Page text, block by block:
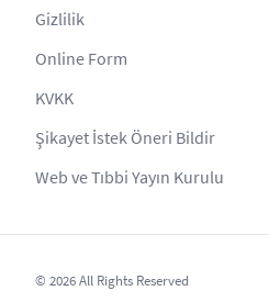
Gizlilik
Online Form
KVKK
Şikayet İstek Öneri Bildir
Web ve Tıbbi Yayın Kurulu
© 2026 All Rights Reserved